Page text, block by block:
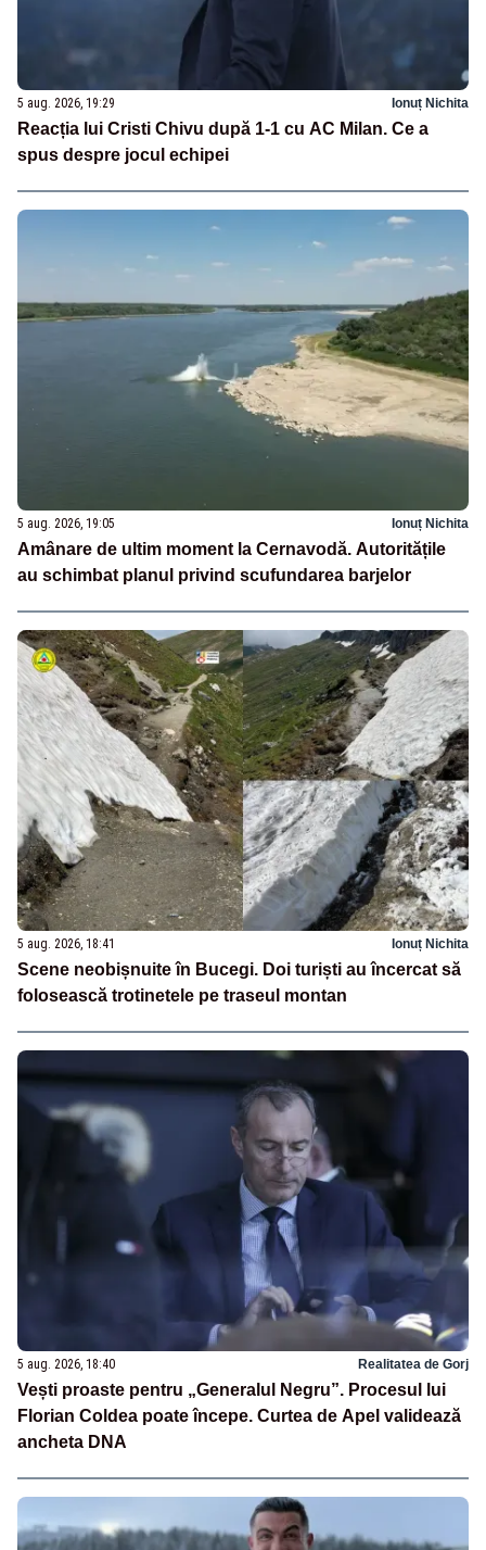
5 aug. 2026, 19:29 Ionuț Nichita
Reacția lui Cristi Chivu după 1-1 cu AC Milan. Ce a
spus despre jocul echipei
5 aug. 2026, 19:05 Ionuț Nichita
Amânare de ultim moment la Cernavodă. Autoritățile
au schimbat planul privind scufundarea barjelor
5 aug. 2026, 18:41 Ionuț Nichita
Scene neobișnuite în Bucegi. Doi turiști au încercat să
folosească trotinetele pe traseul montan
5 aug. 2026, 18:40 Realitatea de Gorj
Vești proaste pentru „Generalul Negru”. Procesul lui
Florian Coldea poate începe. Curtea de Apel validează
ancheta DNA